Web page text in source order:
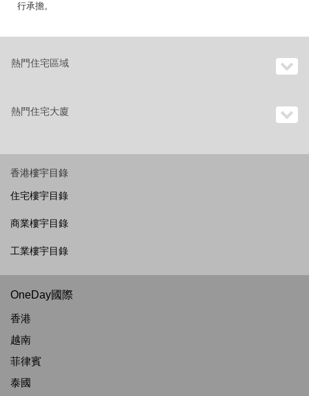
行承擔。
熱門住宅區域
熱門住宅大廈
香港樓宇目錄
住宅樓宇目錄
商業樓宇目錄
工業樓宇目錄
OneDay國際
香港
越南
菲律賓
泰國